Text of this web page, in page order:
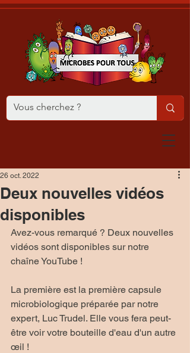
Deux nouvelles vidéos
disponibles
26 oct. 2022
Avez-vous remarqué ? Deux nouvelles
vidéos sont disponibles sur notre
chaîne YouTube !
La première est la première capsule
microbiologique préparée par notre
expert, Luc Trudel. Elle vous fera peut-
être voir votre bouteille d'eau d'un autre
œil !